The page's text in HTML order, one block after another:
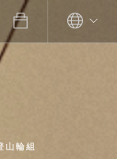
山輪組